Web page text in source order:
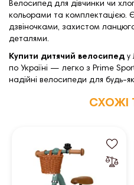
Велосипед для дівчинки чи
кольорами та комплектацією.
дзвіночками, захистом
деталями.
Купити дитячий велосипед у
по Україні — легко з Prime
надійні велосипеди для будь-
СХОЖІ